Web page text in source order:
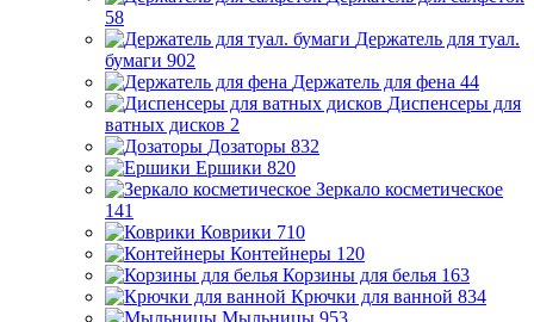
58
Держатель для туал.
бумаги 902
Держатель для фена 44
Диспенсеры для
ватных дисков 2
Дозаторы 832
Ершики 820
Зеркало косметическое
141
Коврики 710
Контейнеры 120
Корзины для белья 163
Крючки для ванной 834
Мыльницы 953